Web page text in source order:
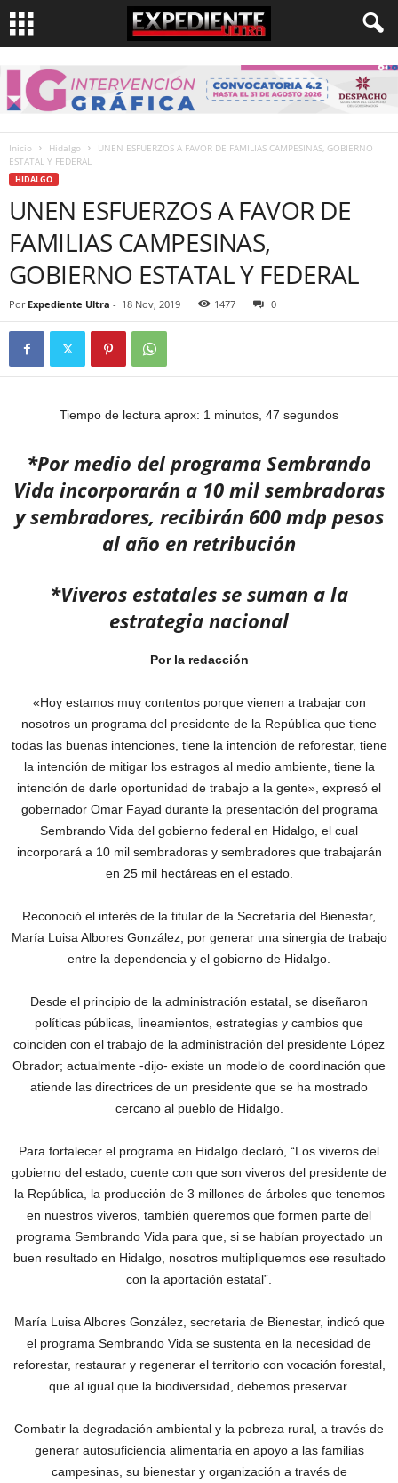
Inicio Hidalgo
UNEN ESFUERZOS A FAVOR DE FAMILIAS CAMPESINAS, GOBIERNO
ESTATAL Y FEDERAL
HIDALGO
UNEN ESFUERZOS A FAVOR DE
FAMILIAS CAMPESINAS,
GOBIERNO ESTATAL Y FEDERAL
Por Expediente Ultra - 18 Nov, 2019 1477 0
Tiempo de lectura aprox: 1 minutos, 47 segundos
*Por medio del programa Sembrando
Vida incorporarán a 10 mil sembradoras
y sembradores, recibirán 600 mdp pesos
al año en retribución
*Viveros estatales se suman a la
estrategia nacional
Por la redacción
«Hoy estamos muy contentos porque vienen a trabajar con
nosotros un programa del presidente de la República que tiene
todas las buenas intenciones, tiene la intención de reforestar, tiene
la intención de mitigar los estragos al medio ambiente, tiene la
intención de darle oportunidad de trabajo a la gente», expresó el
gobernador Omar Fayad durante la presentación del programa
Sembrando Vida del gobierno federal en Hidalgo, el cual
incorporará a 10 mil sembradoras y sembradores que trabajarán
en 25 mil hectáreas en el estado.
Reconoció el interés de la titular de la Secretaría del Bienestar,
María Luisa Albores González, por generar una sinergia de trabajo
entre la dependencia y el gobierno de Hidalgo.
Desde el principio de la administración estatal, se diseñaron
políticas públicas, lineamientos, estrategias y cambios que
coinciden con el trabajo de la administración del presidente López
Obrador; actualmente -dijo- existe un modelo de coordinación que
atiende las directrices de un presidente que se ha mostrado
cercano al pueblo de Hidalgo.
Para fortalecer el programa en Hidalgo declaró, “Los viveros del
gobierno del estado, cuente con que son viveros del presidente de
la República, la producción de 3 millones de árboles que tenemos
en nuestros viveros, también queremos que formen parte del
programa Sembrando Vida para que, si se habían proyectado un
buen resultado en Hidalgo, nosotros multipliquemos ese resultado
con la aportación estatal”.
María Luisa Albores González, secretaria de Bienestar, indicó que
el programa Sembrando Vida se sustenta en la necesidad de
reforestar, restaurar y regenerar el territorio con vocación forestal,
que al igual que la biodiversidad, debemos preservar.
Combatir la degradación ambiental y la pobreza rural, a través de
generar autosuficiencia alimentaria en apoyo a las familias
campesinas, su bienestar y organización a través de